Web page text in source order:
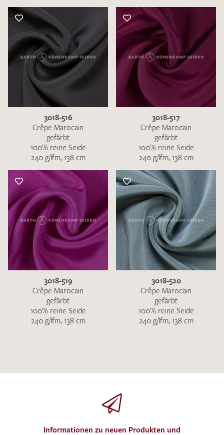
3018-516
Crêpe Marocain
gefärbt
100% reine Seide
240 g/lfm, 138 cm
3018-517
Crêpe Marocain
gefärbt
100% reine Seide
240 g/lfm, 138 cm
3018-519
Crêpe Marocain
gefärbt
100% reine Seide
240 g/lfm, 138 cm
3018-520
Crêpe Marocain
gefärbt
100% reine Seide
240 g/lfm, 138 cm
Informationen zu neuen Produkten und